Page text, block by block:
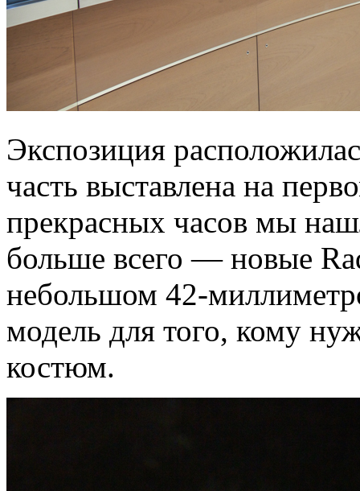
Экспозиция
часть выставлена на
прекрасных часов мы
больше всего — новые
небольшом 42-
модель для того, кому
костюм.